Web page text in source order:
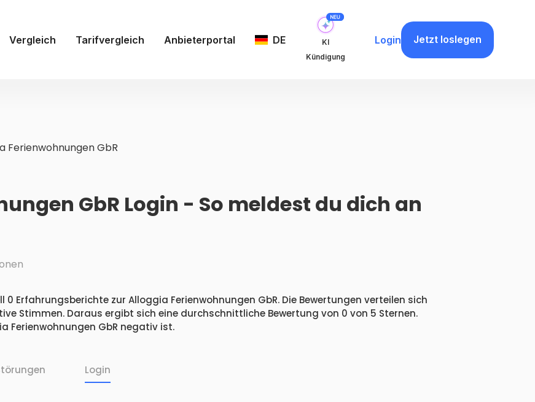
Vergleich Tarifvergleich Anbieterportal DE
KI
Kündigung
Login Jetzt loslegen
Ferienwohnungen GbR
GbR Login - So meldest du dich an
Erfahrungsberichte zur Alloggia Ferienwohnungen GbR. Die Bewertungen verteilen sich
Stimmen. Daraus ergibt sich eine durchschnittliche Bewertung von 0 von 5 Sternen.
Ferienwohnungen GbR negativ ist.
Login